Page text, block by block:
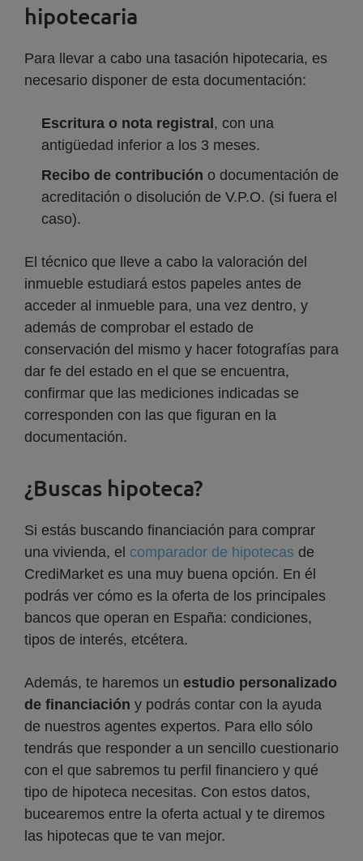
hipotecaria
Para llevar a cabo una tasación hipotecaria, es
necesario disponer de esta documentación:
Escritura o nota registral , con una
antigüedad inferior a los 3 meses.
Recibo de contribución o documentación de
acreditación o disolución de V.P.O. (si fuera el
caso).
El técnico que lleve a cabo la valoración del
inmueble estudiará estos papeles antes de
acceder al inmueble para, una vez dentro, y
además de comprobar el estado de
conservación del mismo y hacer fotografías para
dar fe del estado en el que se encuentra,
confirmar que las mediciones indicadas se
corresponden con las que figuran en la
documentación.
¿Buscas hipoteca?
Si estás buscando financiación para comprar
una vivienda, el comparador de hipotecas de
CrediMarket es una muy buena opción. En él
podrás ver cómo es la oferta de los principales
bancos que operan en España: condiciones,
tipos de interés, etcétera.
Además, te haremos un estudio personalizado
de financiación y podrás contar con la ayuda
de nuestros agentes expertos. Para ello sólo
tendrás que responder a un sencillo cuestionario
con el que sabremos tu perfil financiero y qué
tipo de hipoteca necesitas. Con estos datos,
bucearemos entre la oferta actual y te diremos
las hipotecas que te van mejor.